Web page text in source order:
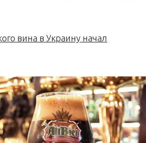
вина в Украину начал